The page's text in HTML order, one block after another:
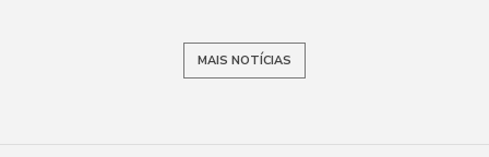
MAIS NOTÍCIAS